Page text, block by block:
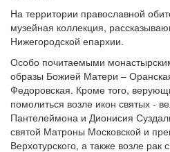
На территории православной
музейная коллекция,
Нижегородской епархии.
Особо почитаемыми
образы Божией Матери –
Федоровская. Кроме того,
помолиться возле икон святых -
Пантелеймона и Дионисия
святой Матроны Московской и
Верхотурского, а также возле